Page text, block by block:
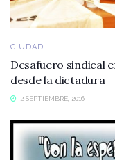
CIUDAD
Desafuero sindical
desde la dictadura
2 SEPTIEMBRE, 2016